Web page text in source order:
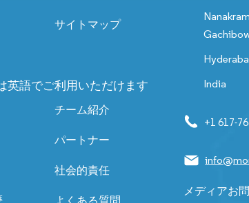
サイトマップ
英語でご利用いただけます
チーム紹介
パートナー
社会的責任
India
+1 617-
メディアお